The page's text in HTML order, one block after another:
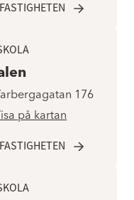
176
på kartan